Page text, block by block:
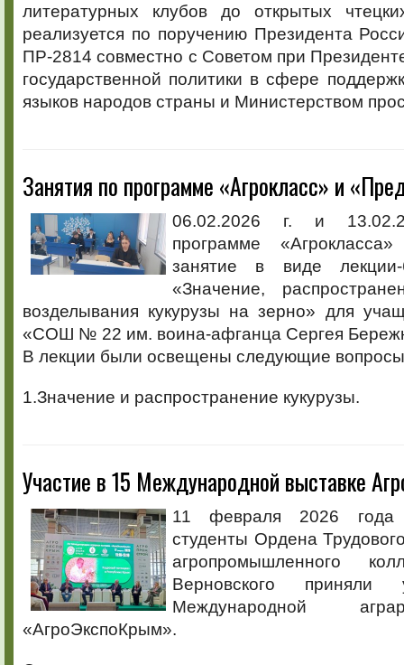
литературных клубов до открытых
реализуется по поручению Президента
ПР-2814 совместно с Советом при
государственной политики в сфере
языков народов страны и Министерством
Занятия по программе «Агрокласс» и
06.02.2026 г. и
программе
занятие в виде
«Значение,
возделывания кукурузы на зерно» для
«СОШ № 22 им. воина-афганца Сергея
В лекции были освещены следующие
1.Значение и распространение кукурузы.
Участие в 15 Международной выставке
11 февраля 2026 года
студенты Ордена
агропромышленного
Верновского
Международной
«АгроЭкспоКрым».